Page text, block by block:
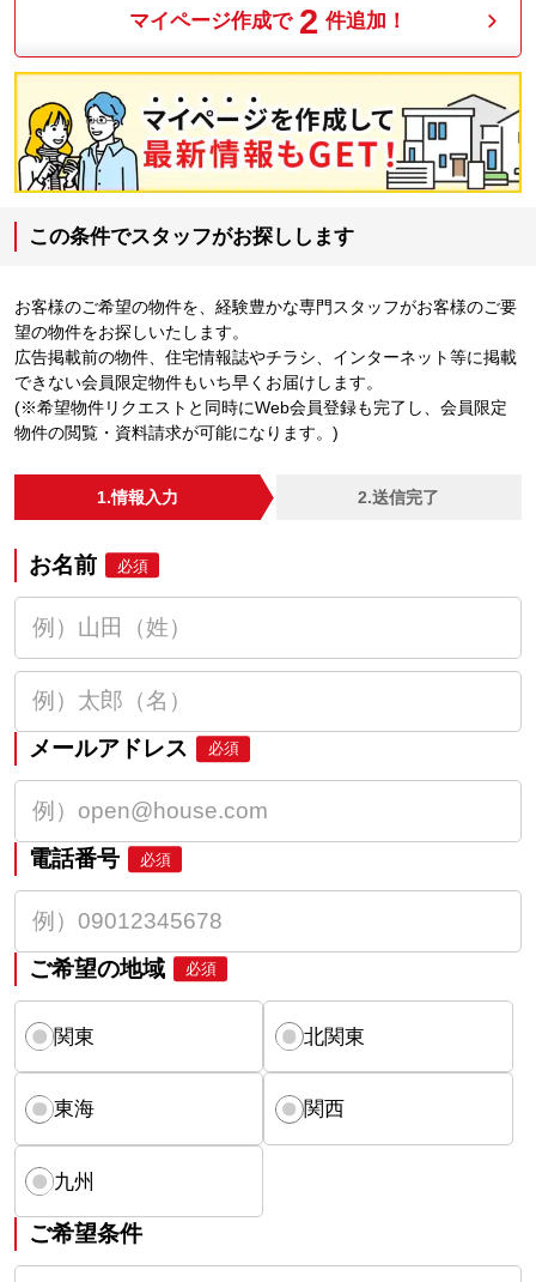
マイページ作成で 2 件追加！
この条件でスタッフがお探しします
お客様のご希望の物件を、経験豊かな専門スタッフがお客様のご要
望の物件をお探しいたします。
広告掲載前の物件、住宅情報誌やチラシ、インターネット等に掲載
できない会員限定物件もいち早くお届けします。
(※希望物件リクエストと同時にWeb会員登録も完了し、会員限定
物件の閲覧・資料請求が可能になります。)
1.情報入力 2.送信完了
お名前 必須
メールアドレス 必須
電話番号 必須
ご希望の地域 必須
関東 北関東
東海 関西
九州
ご希望条件